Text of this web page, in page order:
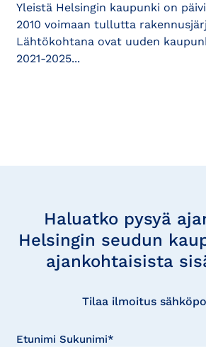
Yleistä Helsingin kaupunki on
2010 voimaan tullutta
Lähtökohtana ovat uuden
2021-2025...
Haluatko pysyä
Helsingin seudun
ajankohtaisista
Tilaa ilmoitus
Etunimi Sukunimi*